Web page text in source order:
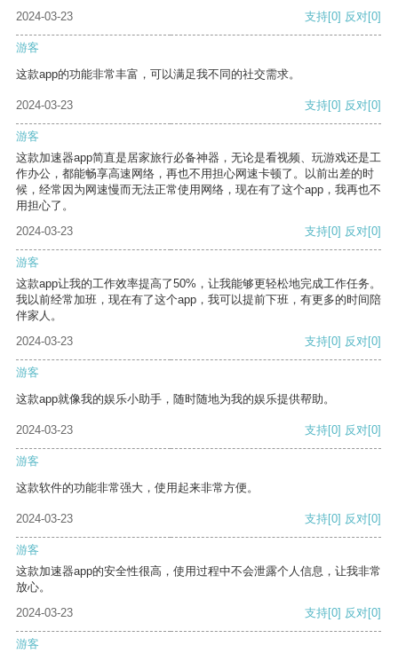
2024-03-23 支持[0] 反对[0]
游客
这款app的功能非常丰富，可以满足我不同的社交需求。
2024-03-23 支持[0] 反对[0]
游客
这款加速器app简直是居家旅行必备神器，无论是看视频、玩游戏还是工
作办公，都能畅享高速网络，再也不用担心网速卡顿了。以前出差的时
候，经常因为网速慢而无法正常使用网络，现在有了这个app，我再也不
用担心了。
2024-03-23
支持[0] 反对[0]
游客
这款app让我的工作效率提高了50%，让我能够更轻松地完成工作任务。
我以前经常加班，现在有了这个app，我可以提前下班，有更多的时间陪
伴家人。
2024-03-23
支持[0] 反对[0]
游客
这款app就像我的娱乐小助手，随时随地为我的娱乐提供帮助。
2024-03-23 支持[0] 反对[0]
游客
这款软件的功能非常强大，使用起来非常方便。
2024-03-23 支持[0] 反对[0]
游客
这款加速器app的安全性很高，使用过程中不会泄露个人信息，让我非常
放心。
2024-03-23
支持[0] 反对[0]
游客